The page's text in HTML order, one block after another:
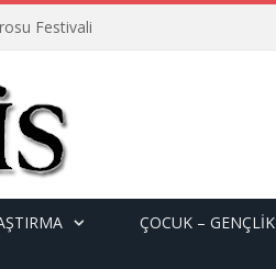
Festivali
ÇOCUK – GENÇLIK